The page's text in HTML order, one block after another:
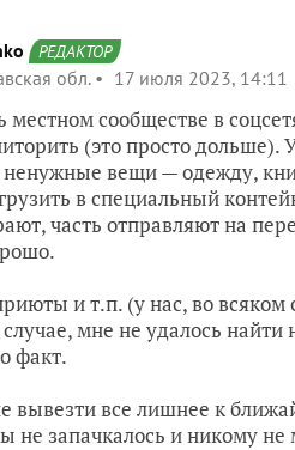
РЕДАКТОР
обл. 17 июля 2023, 14:11
сообществе в
(это просто
вещи — одежду,
в специальный
часть отправляют на
и т.п. (у нас, во всяком
мне не удалось
факт.
вывезти все лишнее к
не запачкалось и никому